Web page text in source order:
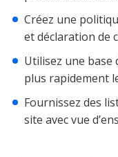
Créez une
et déclaration de
Utilisez une
plus rapidement
Fournissez des
site avec vue